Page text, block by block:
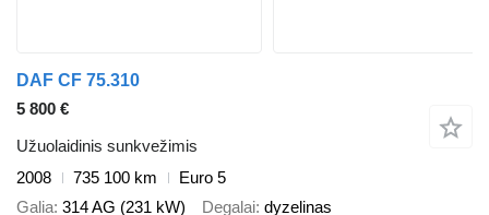
DAF CF 75.310
5 800 €
Užuolaidinis sunkvežimis
2008
735 100 km
Euro 5
Galia 314 AG (231 kW) Degalai dyzelinas